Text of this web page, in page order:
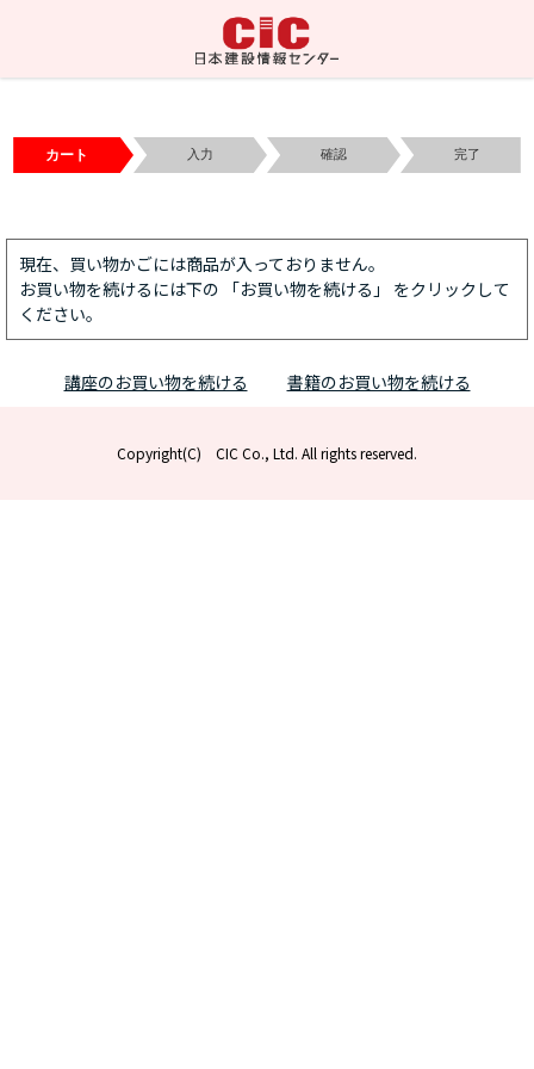
カート 入力 確認 完了
現在、買い物かごには商品が入っておりません。
お買い物を続けるには下の 「お買い物を続ける」 をクリックして
ください。
講座のお買い物を続ける 書籍のお買い物を続ける
Copyright(C) CIC Co., Ltd. All rights reserved.